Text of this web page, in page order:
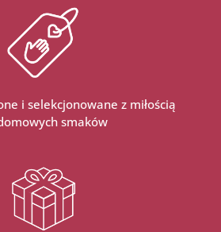
i selekcjonowane z miłością
smaków